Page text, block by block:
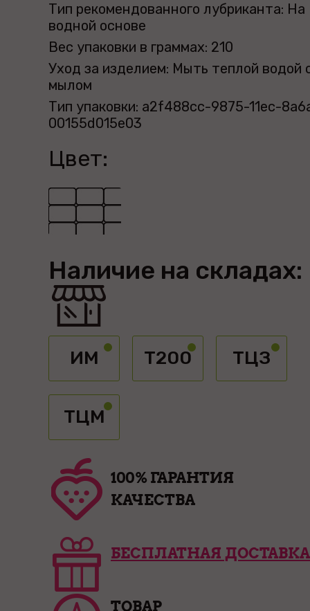
Тип рекомендованного лубриканта: На
водной основе
Вес упаковки в граммах: 210
Уход за изделием: Мыть теплой водой
мылом
Тип упаковки: a2f488cc-9875-11ec-
00155d015e03
Цвет:
Наличие на складах:
ИМ Т200 ТЦЗ
ТЦМ
100% ГАРАНТИЯ
КАЧЕСТВА
БЕСПЛАТНАЯ ДОСТАВКА
ТОВАР